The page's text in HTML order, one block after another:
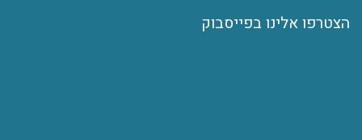
הצטרפו אלינו בפייסבוק